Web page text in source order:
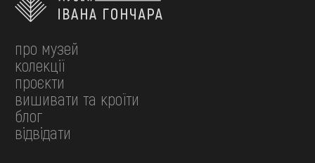
про музей
колекції
проєкти
вишивати та кроїти
блог
відвідати